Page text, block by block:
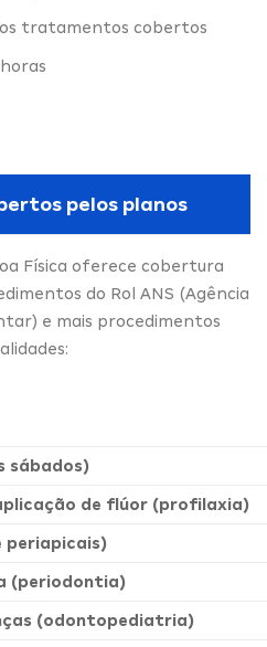
tratamentos cobertos
pelos planos
Física oferece cobertura
do Rol ANS (Agência
e mais procedimentos
sábados)
de flúor (profilaxia)
periapicais)
(periodontia)
(odontopediatria)